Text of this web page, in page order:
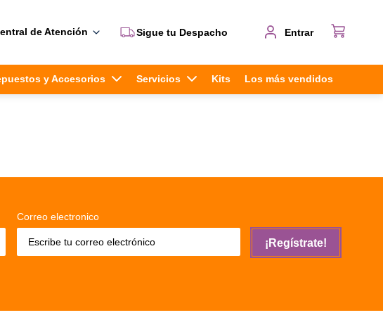
de Atención Sigue tu Despacho Entrar
y Accesorios Servicios Kits Los más vendidos
Correo electronico
¡Regístrate!